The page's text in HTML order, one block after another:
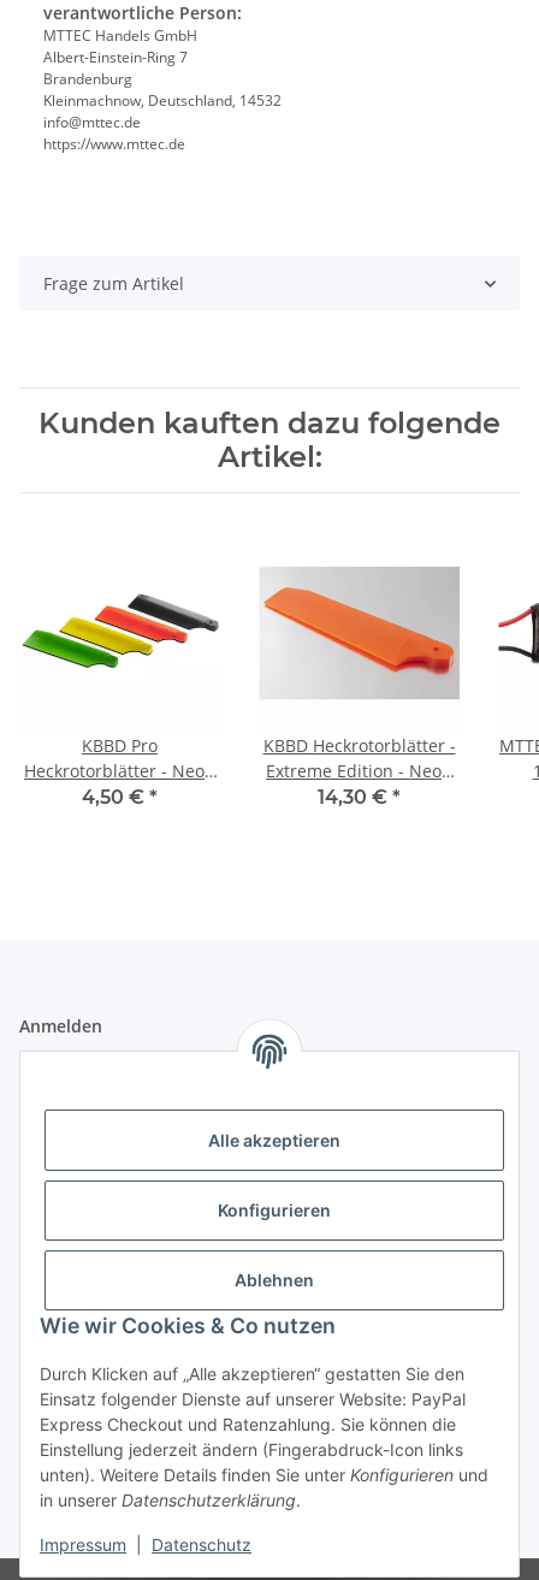
Alle akzeptieren
Konfigurieren
Ablehnen
Wie wir Cookies & Co nutzen
Durch Klicken auf „Alle akzeptieren“ gestatten Sie den
Einsatz folgender Dienste auf unserer Website: PayPal
Express Checkout und Ratenzahlung. Sie können die
Einstellung jederzeit ändern (Fingerabdruck-Icon links
unten). Weitere Details finden Sie unter Konfigurieren und
in unserer Datenschutzerklärung.
Impressum Datenschutz
verantwortliche Person:
MTTEC Handels GmbH
Albert-Einstein-Ring 7
Brandenburg
Kleinmachnow, Deutschland, 14532
info@mttec.de
https://www.mttec.de
Frage zum Artikel
Kunden kauften dazu folgende
Artikel:
KBBD Pro
Heckrotorblätter - Neon
Yellow 61mm
4,50 € *
KBBD Heckrotorblätter -
Extreme Edition - Neon
Orange - 96mm
14,30 € *
Anmelden
markierten Felder sind Pflichtfelder.
Passwort
Anmelden
Neu hier?Jetzt registrieren!
Informationen
Rechtliche Informationen